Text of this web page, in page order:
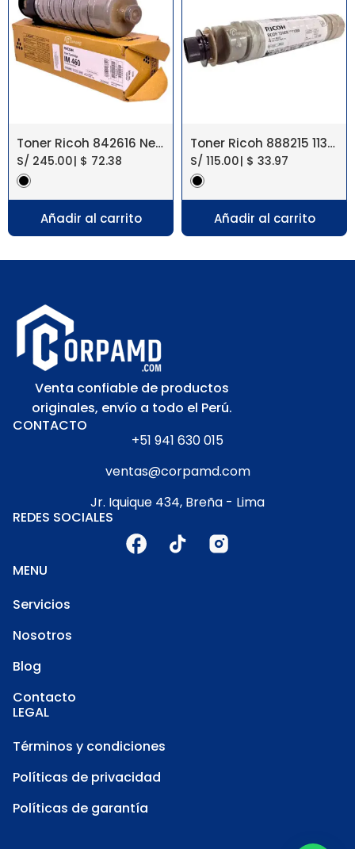
Toner Ricoh 842616 Negro IM 460F, 460H
S/ 245.00| $ 72.38
Añadir al carrito
Toner Ricoh 888215 1130D Aficio 2015 MP1500
S/ 115.00| $ 33.97
Añadir al carrito
Venta confiable de productos
originales, envío a todo el Perú.
CONTACTO
+51 941 630 015
ventas@corpamd.com
Jr. Iquique 434, Breña - Lima
REDES SOCIALES
MENU
Servicios
Nosotros
Blog
Contacto
LEGAL
Términos y condiciones
Políticas de privacidad
Políticas de garantía